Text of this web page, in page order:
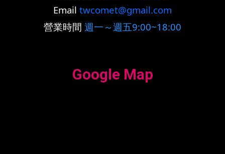
Email twcomet@gmail.com
營業時間 週一～週五9:00~18:00
Google Map